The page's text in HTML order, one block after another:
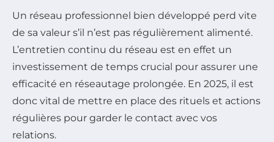
Un réseau professionnel bien développé perd vite
de sa valeur s’il n’est pas régulièrement alimenté.
L’entretien continu du réseau est en effet un
investissement de temps crucial pour assurer une
efficacité en réseautage prolongée. En 2025, il est
donc vital de mettre en place des rituels et actions
régulières pour garder le contact avec vos
relations.